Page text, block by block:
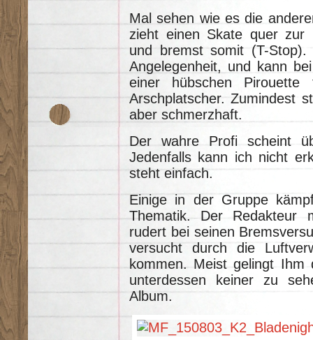
Mal sehen wie es die
zieht einen Skate quer zur
und bremst somit (T-
Angelegenheit, und kann
einer hübschen Pirouette
Arschplatscher. Zumindest
aber schmerzhaft.
Der wahre Profi scheint
Jedenfalls kann ich nicht
steht einfach.
Einige in der Gruppe
Thematik. Der Redakteur
rudert bei seinen
versucht durch die
kommen. Meist gelingt
unterdessen keiner zu
Album.